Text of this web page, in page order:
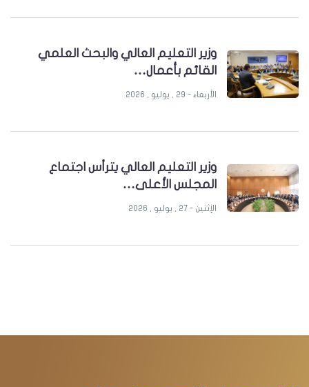
وزير التعليم العالي والبحث العلمي
القائم بأعمال…
الأربعاء - 29 , يوليو , 2026
وزير التعليم العالي يترأس اجتماع
المجلس الأعلى…
الإثنين - 27 , يوليو , 2026